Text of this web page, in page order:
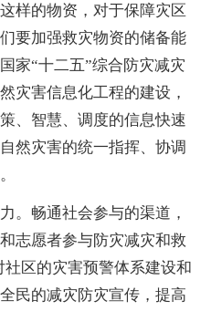
样的物资，对于保障灾区
要加强救灾物资的储备能
家“十二五”综合防灾减灾
灾害信息化工程的建设，
、智慧、调度的信息快速
然灾害的统一指挥、协调
畅通社会参与的渠道，
志愿者参与防灾减灾和救
区的灾害预警体系建设和
民的减灾防灾宣传，提高